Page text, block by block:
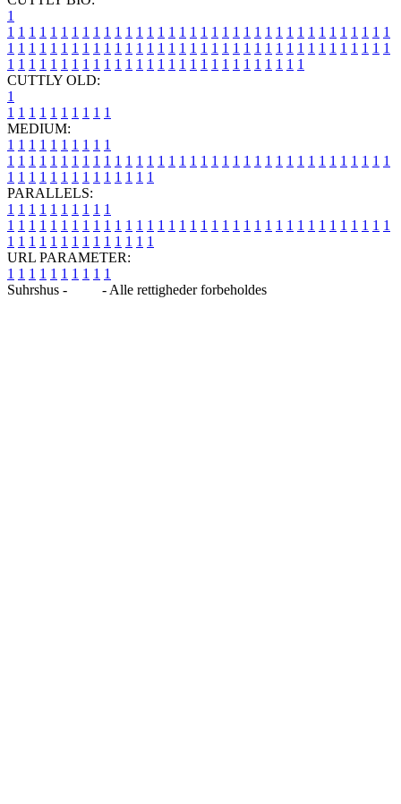
1
1 1 1 1 1 1 1 1 1 1 1 1 1 1 1 1 1 1 1 1 1 1 1 1 1 1 1 1 1 1 1 1 1 1 1 1
1 1 1 1 1 1 1 1 1 1 1 1 1 1 1 1 1 1 1 1 1 1 1 1 1 1 1 1 1 1 1 1 1 1 1 1
1 1 1 1 1 1 1 1 1 1 1 1 1 1 1 1 1 1 1 1 1 1 1 1 1 1 1 1
CUTTLY OLD:
1
1 1 1 1 1 1 1 1 1 1
MEDIUM:
1 1 1 1 1 1 1 1 1 1
1 1 1 1 1 1 1 1 1 1 1 1 1 1 1 1 1 1 1 1 1 1 1 1 1 1 1 1 1 1 1 1 1 1 1 1
1 1 1 1 1 1 1 1 1 1 1 1 1 1
PARALLELS:
1 1 1 1 1 1 1 1 1 1
1 1 1 1 1 1 1 1 1 1 1 1 1 1 1 1 1 1 1 1 1 1 1 1 1 1 1 1 1 1 1 1 1 1 1 1
1 1 1 1 1 1 1 1 1 1 1 1 1 1
URL PARAMETER:
1 1 1 1 1 1 1 1 1 1
Suhrshus -
- Alle rettigheder forbeholdes